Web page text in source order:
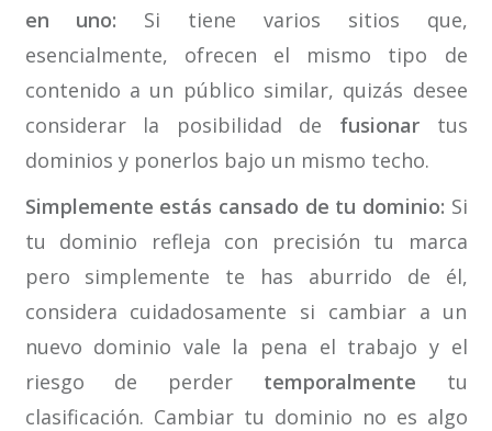
en uno: Si tiene varios sitios que,
esencialmente, ofrecen el mismo tipo de
contenido a un público similar, quizás desee
considerar la posibilidad de fusionartus
dominios y ponerlos bajo un mismo techo.
Simplemente estás cansado de tu dominio: Si
tu dominio refleja con precisión tu marca
pero simplemente te has aburrido de él,
considera cuidadosamente si cambiar a un
nuevo dominio vale la pena el trabajo y el
riesgo de perder temporalmente tu
clasificación. Cambiar tu dominio no es algo